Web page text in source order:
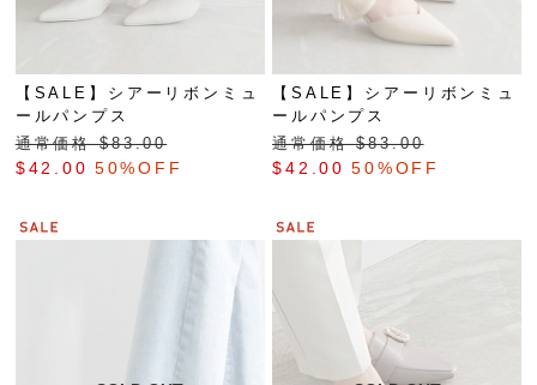
【SALE】シアーリボンミュ
ールパンプス
通常価格 $‌83.00
$‌42.00 50%OFF
【SALE】シアーリボンミュ
ールパンプス
通常価格 $‌83.00
$‌42.00 50%OFF